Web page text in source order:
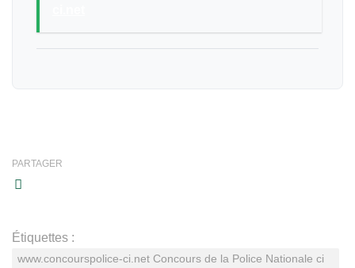
PARTAGER
Étiquettes :
www.concourspolice-ci.net Concours de la Police Nationale ci